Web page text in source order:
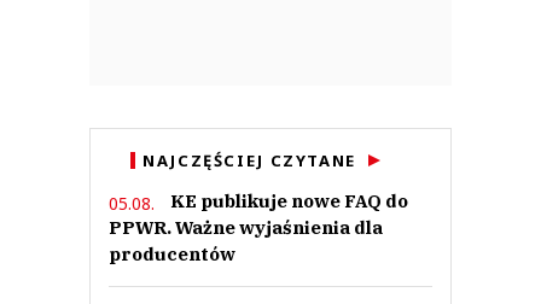
NAJCZĘŚCIEJ CZYTANE
05.08.
KE publikuje nowe FAQ do
PPWR. Ważne wyjaśnienia dla
producentów